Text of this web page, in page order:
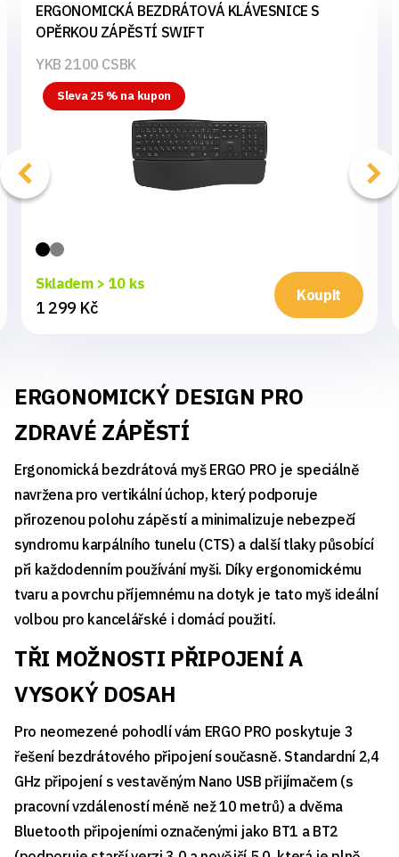
ERGONOMICKÁ BEZDRÁTOVÁ KLÁVESNICE S
OPĚRKOU ZÁPĚSTÍ SWIFT
YKB 2100 CSBK
Sleva 25 % na kupon
Skladem > 10 ks
1 299 Kč
Koupit
ERGONOMICKÝ DESIGN PRO
ZDRAVÉ ZÁPĚSTÍ
Ergonomická bezdrátová myš ERGO PRO je speciálně
navržena pro vertikální úchop, který podporuje
přirozenou polohu zápěstí a minimalizuje nebezpečí
syndromu karpálního tunelu (CTS) a další tlaky působící
při každodenním používání myši. Díky ergonomickému
tvaru a povrchu příjemnému na dotyk je tato myš ideální
volbou pro kancelářské i domácí použití.
TŘI MOŽNOSTI PŘIPOJENÍ A
VYSOKÝ DOSAH
Pro neomezené pohodlí vám ERGO PRO poskytuje 3
řešení bezdrátového připojení současně. Standardní 2,4
GHz připojení s vestavěným Nano USB přijímačem (s
pracovní vzdáleností méně než 10 metrů) a dvěma
Bluetooth připojeními označenými jako BT1 a BT2